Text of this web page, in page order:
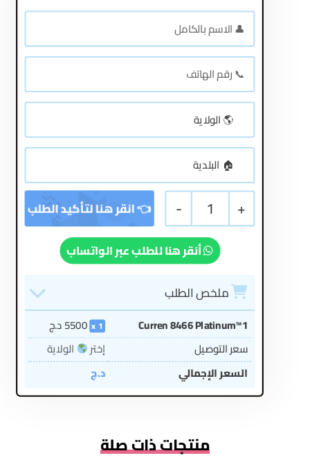
+
1
-
أنقر هنا للطلب عبر الواتساب
ملخص الطلب
Curren 8466 Platinum™1
1
5500د.ج
سعر التوصيل
إختر
الولاية
السعر الإجمالي
د.ج
منتجات ذات صلة